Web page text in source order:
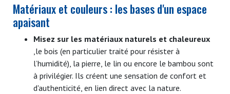
Matériaux et couleurs : les bases d'un espace
apaisant
Misez sur les matériaux naturels et chaleureux
,le bois (en particulier traité pour résister à
l’humidité), la pierre, le lin ou encore le bambou sont
à privilégier. Ils créent une sensation de confort et
d'authenticité, en lien direct avec la nature.